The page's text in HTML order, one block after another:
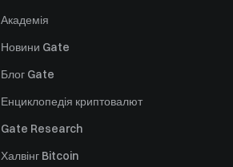
Академія
Новини Gate
Блог Gate
Енциклопедія криптовалют
Gate Research
Халвінг Bitcoin